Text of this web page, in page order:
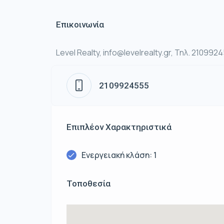
Επικοινωνία
Level Realty, info@levelrealty.gr, Τηλ.
2109924555
Επιπλέον Χαρακτηριστικά
Ενεργειακή κλάση: 1
Τοποθεσία